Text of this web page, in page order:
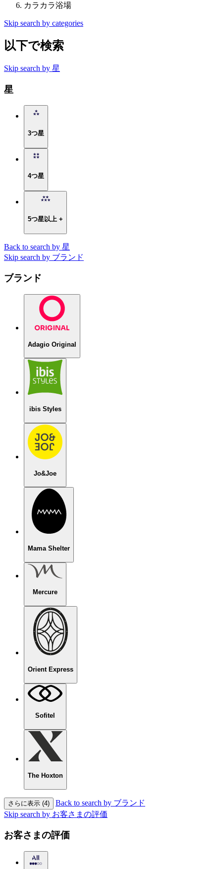
カラカラ浴場
Skip search by categories
以下で検索
Skip search by 星
星
3つ星
4つ星
5つ星以上 +
Back to search by 星
Skip search by ブランド
ブランド
Adagio Original
ibis Styles
Jo&Joe
Mama Shelter
Mercure
Orient Express
Sofitel
The Hoxton
さらに表示 (4)
Back to search by ブランド
Skip search by お客さまの評価
お客さまの評価